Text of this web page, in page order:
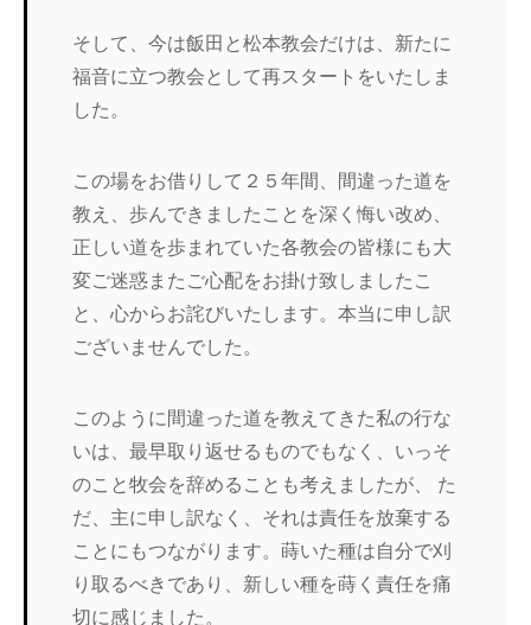
そして、今は飯田と松本教会だけは、新たに
福音に立つ教会として再スタートをいたしま
した。
この場をお借りして２５年間、間違った道を
教え、歩んできましたことを深く悔い改め、
正しい道を歩まれていた各教会の皆様にも大
変ご迷惑またご心配をお掛け致しましたこ
と、心からお詫びいたします。本当に申し訳
ございませんでした。
このように間違った道を教えてきた私の行な
いは、最早取り返せるものでもなく、いっそ
のこと牧会を辞めることも考えましたが、 た
だ、主に申し訳なく、それは責任を放棄する
ことにもつながります。蒔いた種は自分で刈
り取るべきであり、新しい種を蒔く責任を痛
切に感じました。